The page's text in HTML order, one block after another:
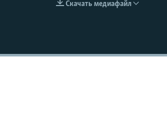
EMBED
Скачать медиафайл